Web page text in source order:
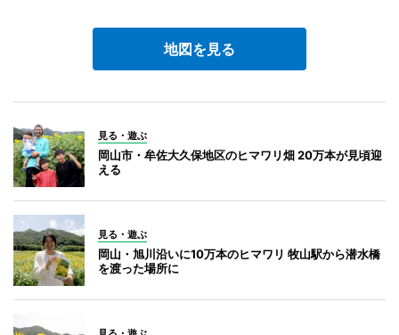
地図を見る
見る・遊ぶ
岡山市・牟佐大久保地区のヒマワリ畑 20万本が見頃迎
える
見る・遊ぶ
岡山・旭川沿いに10万本のヒマワリ 牧山駅から潜水橋
を渡った場所に